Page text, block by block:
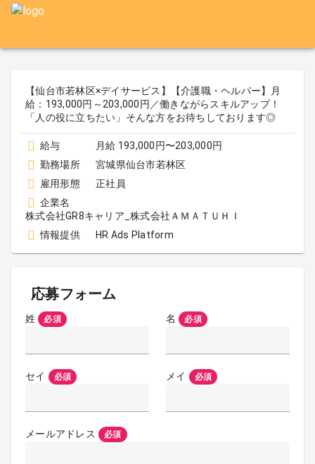
【仙台市若林区×デイサービス】【介護職・ヘルパー】月
給：193,000円～203,000円／働きながらスキルアップ！
「人の役に立ちたい」そんな方をお待ちしております◎
給与
月給 193,000円〜203,000円
勤務場所
宮城県仙台市若林区
雇用形態
正社員
企業名
株式会社GR8キャリア_株式会社ＡＭＡＴＵＨＩ
情報提供
HR Ads Platform
応募フォーム
姓 必須 名 必須
セイ 必須 メイ 必須
メールアドレス 必須